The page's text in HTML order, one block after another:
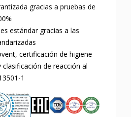
gracias a pruebas de
estándar gracias a las
certificación de higiene
clasificación de reacción al
1